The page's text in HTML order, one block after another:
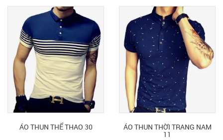
ÁO THUN THỂ THAO 30 ÁO THUN THỜI TRANG NAM
11